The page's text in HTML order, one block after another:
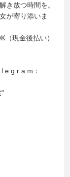
き放つ時間を。
が寄り添いま
（現金後払い）
e g r a m：
"